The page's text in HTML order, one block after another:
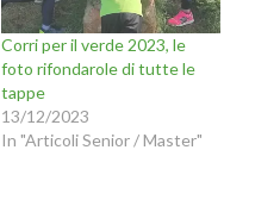
Corri per il verde 2023, le
foto rifondarole di tutte le
tappe
13/12/2023
In "Articoli Senior / Master"